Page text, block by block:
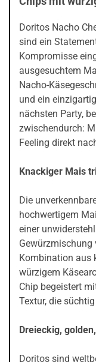
Doritos Nacho
sind ein
Kompromisse
ausgesuchtem
Nacho-
und ein
nächsten Party,
zwischendurch:
Feeling direkt
Knackiger Mais
Die
hochwertigem
einer
Gewürzmischung
Kombination aus
würzigem
Chip begeistert
Textur, die
Dreieckig,
Doritos sind